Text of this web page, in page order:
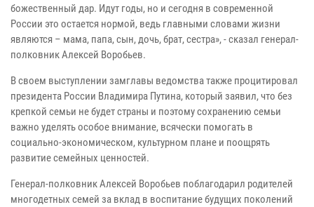
божественный дар. Идут годы, но и сегодня в современной
России это остается нормой, ведь главными словами жизни
являются – мама, папа, сын, дочь, брат, сестра», - сказал генерал-
полковник Алексей Воробьев.
В своем выступлении замглавы ведомства также процитировал
президента России Владимира Путина, который заявил, что без
крепкой семьи не будет страны и поэтому сохранению семьи
важно уделять особое внимание, всячески помогать в
социально-экономическом, культурном плане и поощрять
развитие семейных ценностей.
Генерал-полковник Алексей Воробьев поблагодарил родителей
многодетных семей за вклад в воспитание будущих поколений